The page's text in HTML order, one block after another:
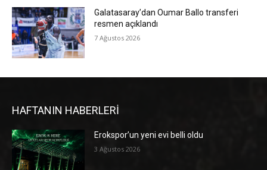
Galatasaray’dan Oumar Ballo transferi
resmen açıklandı
7 Ağustos 2026
HAFTANIN HABERLERİ
Erokspor’un yeni evi belli oldu
3 Ağustos 2026